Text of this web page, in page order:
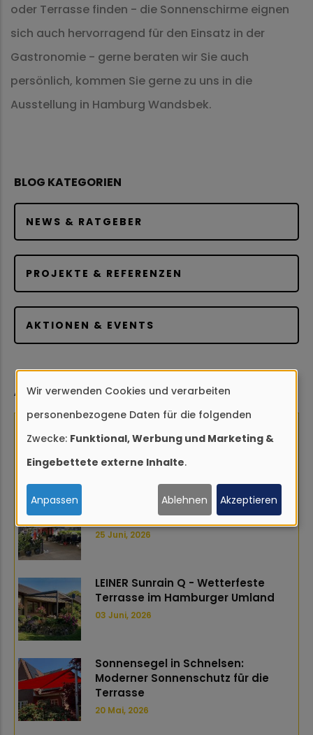
oder Terrasse finden - die Sonnenschirme eignen
sich auch hervorragend für den Einsatz in der
Gastronomie - gerne beraten wir Sie auch
persönlich, kommen Sie gerne zu uns in die
Ausstellung in Hamburg Wandsbek.
BLOG KATEGORIEN
NEWS & RATGEBER
PROJEKTE & REFERENZEN
AKTIONEN & EVENTS
ABGESCHLOSSENE PROJEKTE
Dachterrasse Sonnensegel
windstabil Hamburg
Markise für Gastronomie in
Hamburg-Eppendorf
25 Juni, 2026
LEINER Sunrain Q - Wetterfeste
Terrasse im Hamburger Umland
03 Juni, 2026
Sonnensegel in Schnelsen:
Moderner Sonnenschutz für die
Terrasse
20 Mai, 2026
Verwendung
von
personenbezogenen
Daten
und
Cookies
Wir verwenden Cookies und verarbeiten
personenbezogene Daten für die folgenden
Zwecke: Funktional, Werbung und Marketing &
Eingebettete externe Inhalte.
Anpassen Ablehnen Akzeptieren